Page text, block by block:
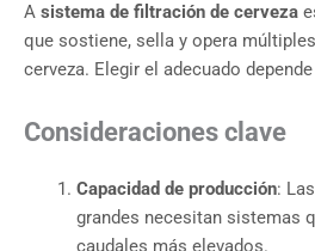
A sistema de filtración de cerveza
que sostiene, sella y opera
cerveza. Elegir el adecuado depende
Consideraciones clave
Capacidad de producción:
grandes necesitan sistemas
caudales más elevados.